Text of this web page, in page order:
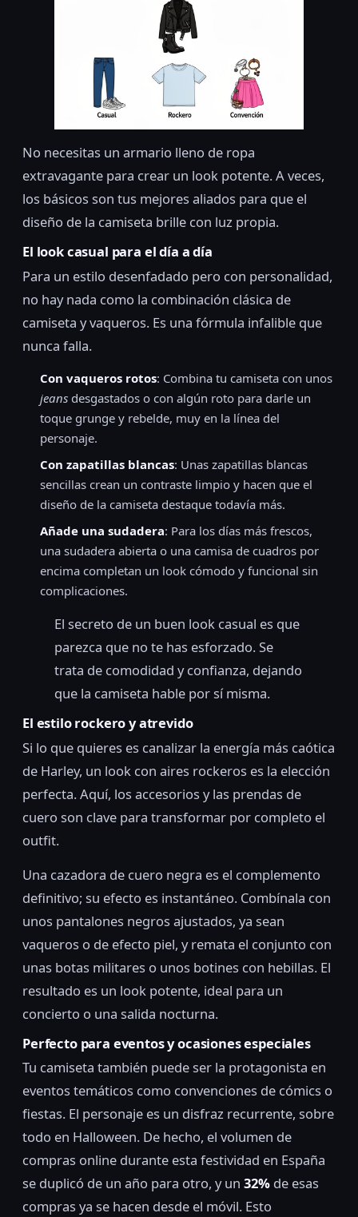
No necesitas un armario lleno de ropa
extravagante para crear un look potente. A veces,
los básicos son tus mejores aliados para que el
diseño de la camiseta brille con luz propia.
El look casual para el día a día
Para un estilo desenfadado pero con personalidad,
no hay nada como la combinación clásica de
camiseta y vaqueros. Es una fórmula infalible que
nunca falla.
Con vaqueros rotos: Combina tu camiseta con unos
jeans desgastados o con algún roto para darle un
toque grunge y rebelde, muy en la línea del
personaje.
Con zapatillas blancas: Unas zapatillas blancas
sencillas crean un contraste limpio y hacen que el
diseño de la camiseta destaque todavía más.
Añade una sudadera: Para los días más frescos,
una sudadera abierta o una camisa de cuadros por
encima completan un look cómodo y funcional sin
complicaciones.
El secreto de un buen look casual es que
parezca que no te has esforzado. Se
trata de comodidad y confianza, dejando
que la camiseta hable por sí misma.
El estilo rockero y atrevido
Si lo que quieres es canalizar la energía más caótica
de Harley, un look con aires rockeros es la elección
perfecta. Aquí, los accesorios y las prendas de
cuero son clave para transformar por completo el
outfit.
Una cazadora de cuero negra es el complemento
definitivo; su efecto es instantáneo. Combínala con
unos pantalones negros ajustados, ya sean
vaqueros o de efecto piel, y remata el conjunto con
unas botas militares o unos botines con hebillas. El
resultado es un look potente, ideal para un
concierto o una salida nocturna.
Perfecto para eventos y ocasiones especiales
Tu camiseta también puede ser la protagonista en
eventos temáticos como convenciones de cómics o
fiestas. El personaje es un disfraz recurrente, sobre
todo en Halloween. De hecho, el volumen de
compras online durante esta festividad en España
se duplicó de un año para otro, y un 32% de esas
compras ya se hacen desde el móvil. Esto